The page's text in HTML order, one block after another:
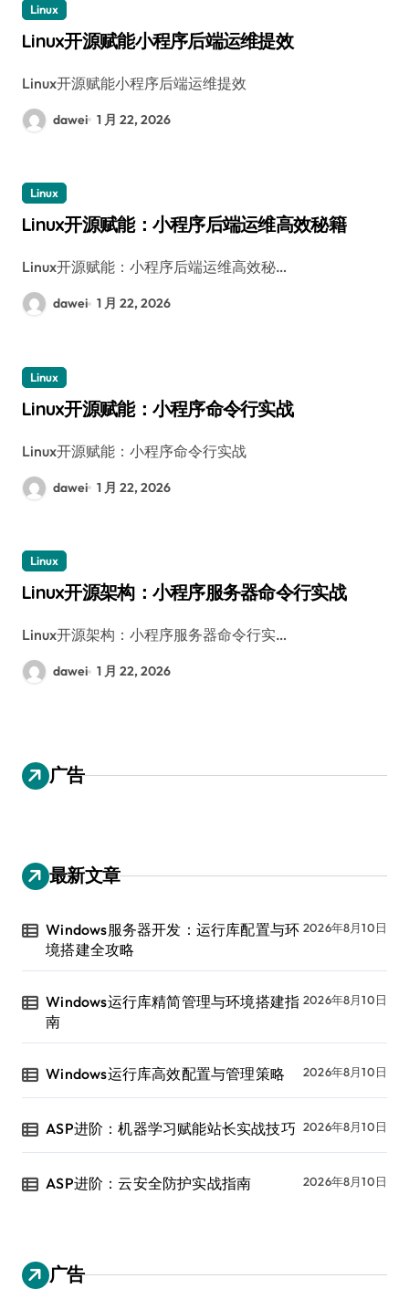
Linux
Linux开源赋能小程序后端运维提效
Linux开源赋能小程序后端运维提效
dawei 1 月 22, 2026
Linux
Linux开源赋能：小程序后端运维高效秘籍
Linux开源赋能：小程序后端运维高效秘…
dawei 1 月 22, 2026
Linux
Linux开源赋能：小程序命令行实战
Linux开源赋能：小程序命令行实战
dawei 1 月 22, 2026
Linux
Linux开源架构：小程序服务器命令行实战
Linux开源架构：小程序服务器命令行实…
dawei 1 月 22, 2026
广告
最新文章
Windows服务器开发：运行库配置与环
境搭建全攻略
2026年8月10日
Windows运行库精简管理与环境搭建指
南
2026年8月10日
Windows运行库高效配置与管理策略 2026年8月10日
ASP进阶：机器学习赋能站长实战技巧 2026年8月10日
ASP进阶：云安全防护实战指南 2026年8月10日
广告